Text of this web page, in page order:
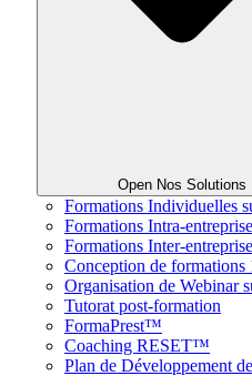
Open Nos Solutions
Formations Individuelles
Formations Intra-
Formations Inter-entreprise
Conception de formations
Organisation de Webinar
Tutorat post-formation
FormaPrest™
Coaching RESET™
Plan de Développement